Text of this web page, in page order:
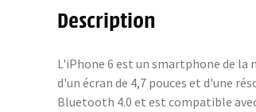
Description
L'iPhone 6 est un smartphone de la
d'un écran de 4,7 pouces et d'une
Bluetooth 4.0 et est compatible